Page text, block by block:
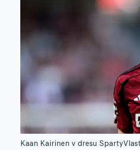
Kaan Kairinen v dresu Sparty